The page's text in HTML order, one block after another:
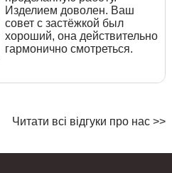
Изделием доволен. Ваш
совет с застёжкой был
хороший, она действительно
гармонично смотреться.
Читати всі відгуки про нас >>